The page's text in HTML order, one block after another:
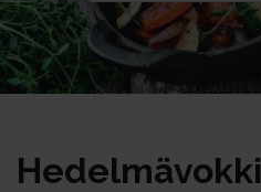
He­del­mä­vok­ki